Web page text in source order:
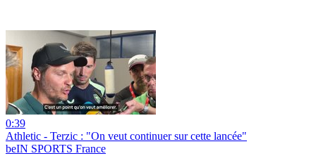
0:39
Athletic - Terzic : "On veut continuer sur cette lancée"
beIN SPORTS France